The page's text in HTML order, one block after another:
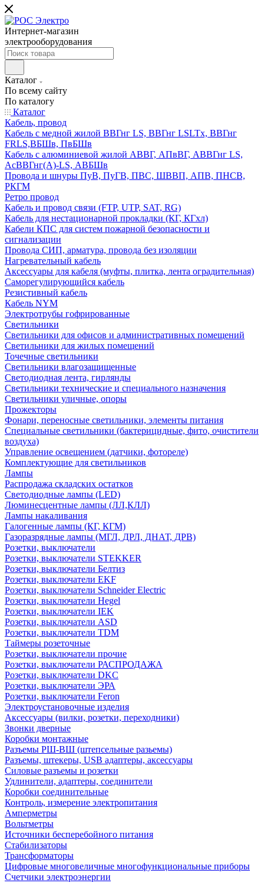
Интернет-магазин
электрооборудования
Каталог
По всему сайту
По каталогу
Каталог
Кабель, провод
Кабель с медной жилой ВВГнг LS, ВВГнг LSLTx, ВВГнг
FRLS,ВБШв, ПвБШв
Кабель с алюминиевой жилой АВВГ, АПвВГ, АВВГнг LS,
АсВВГнг(А)-LS, АВБШв
Провода и шнуры ПуВ, ПуГВ, ПВС, ШВВП, АПВ, ПНСВ,
РКГМ
Ретро провод
Кабель и провод связи (FTP, UTP, SAT, RG)
Кабель для нестационарной прокладки (КГ, КГхл)
Кабели КПС для систем пожарной безопасности и
сигнализации
Провода СИП, арматура, провода без изоляции
Нагревательный кабель
Аксессуары для кабеля (муфты, плитка, лента оградительная)
Саморегулирующийся кабель
Резистивный кабель
Кабель NYM
Электротрубы гофрированные
Светильники
Светильники для офисов и административных помещений
Светильники для жилых помещений
Точечные светильники
Светильники влагозащищенные
Светодиодная лента, гирлянды
Светильники технические и специального назначения
Светильники уличные, опоры
Прожекторы
Фонари, переносные светильники, элементы питания
Специальные светильники (бактерицидные, фито, очистители
воздуха)
Управление освещением (датчики, фотореле)
Комплектующие для светильников
Лампы
Распродажа складских остатков
Светодиодные лампы (LED)
Люминесцентные лампы (ЛЛ,КЛЛ)
Лампы накаливания
Галогенные лампы (КГ, КГМ)
Газоразрядные лампы (МГЛ, ДРЛ, ДНАТ, ДРВ)
Розетки, выключатели
Розетки, выключатели STEKKER
Розетки, выключатели Белтиз
Розетки, выключатели EKF
Розетки, выключатели Schneider Electric
Розетки, выключатели Hegel
Розетки, выключатели IEK
Розетки, выключатели ASD
Розетки, выключатели TDM
Таймеры розеточные
Розетки, выключатели прочие
Розетки, выключатели РАСПРОДАЖА
Розетки, выключатели DKC
Розетки, выключатели ЭРА
Розетки, выключатели Feron
Электроустановочные изделия
Аксессуары (вилки, розетки, переходники)
Звонки дверные
Коробки монтажные
Разъемы РШ-ВШ (штепсельные разьемы)
Разъемы, штекеры, USB адаптеры, аксессуары
Силовые разъемы и розетки
Удлинители, адаптеры, соединители
Коробки соединительные
Контроль, измерение электропитания
Амперметры
Вольтметры
Источники бесперебойного питания
Стабилизаторы
Трансформаторы
Цифровые многовеличные многофункциональные приборы
Счетчики электроэнергии